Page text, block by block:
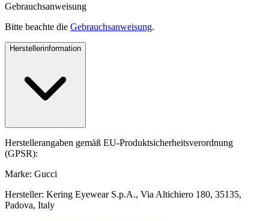
Gebrauchsanweisung
Bitte beachte die Gebrauchsanweisung.
Herstellerinformation
Herstellerangaben gemäß EU-Produktsicherheitsverordnung
(GPSR):
Marke: Gucci
Hersteller: Kering Eyewear S.p.A., Via Altichiero 180, 35135,
Padova, Italy